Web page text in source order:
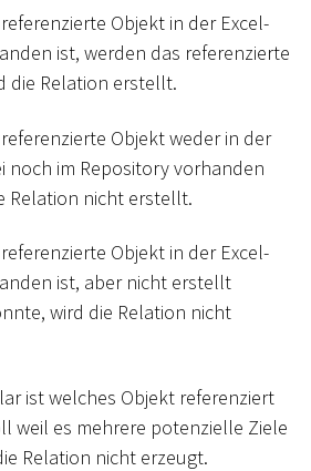
Objekt in der Excel-
ist, werden das referenzierte
die Relation erstellt.
Objekt weder in der
noch im Repository vorhanden
Relation nicht erstellt.
Objekt in der Excel-
ist, aber nicht erstellt
wird die Relation nicht
ist welches Objekt referenziert
weil es mehrere potenzielle Ziele
Relation nicht erzeugt.